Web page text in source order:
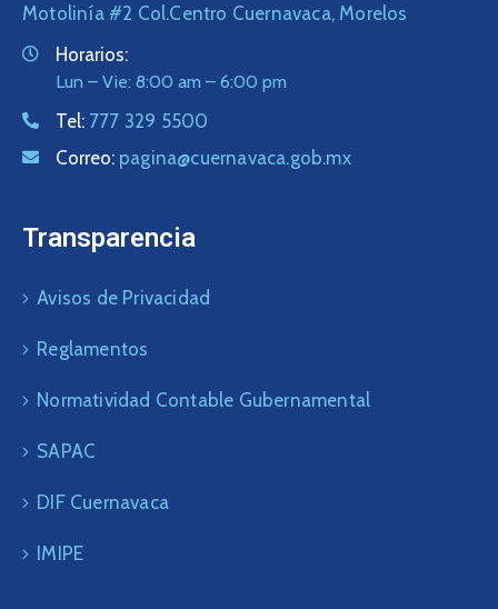
Motolinía #2 Col.Centro Cuernavaca, Morelos
Horarios:
Lun – Vie: 8:00 am – 6:00 pm
Tel: 777 329 5500
Correo: pagina@cuernavaca.gob.mx
Transparencia
Avisos de Privacidad
Reglamentos
Normatividad Contable Gubernamental
SAPAC
DIF Cuernavaca
IMIPE